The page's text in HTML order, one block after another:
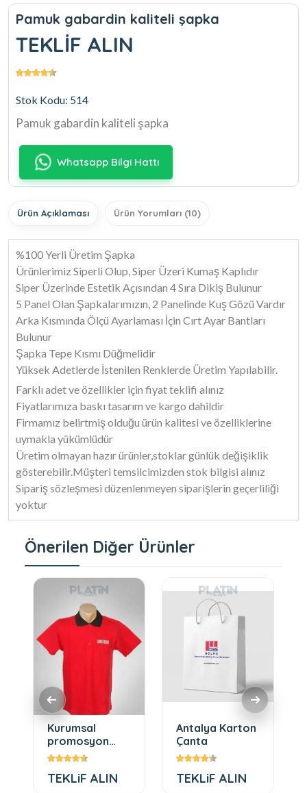
Pamuk gabardin kaliteli şapka
TEKLİF ALIN
Stok Kodu: 514
Pamuk gabardin kaliteli şapka
Whatsapp Bilgi Hattı
Ürün Açıklaması Ürün Yorumları (10)
%100 Yerli Üretim Şapka
Ürünlerimiz Siperli Olup, Siper Üzeri Kumaş Kaplıdır
Siper Üzerinde Estetik Açısından 4 Sıra Dikiş Bulunur
5 Panel Olan Şapkalarımızın, 2 Panelinde Kuş Gözü Vardır
Arka Kısmında Ölçü Ayarlaması İçin Cırt Ayar Bantları
Bulunur
Şapka Tepe Kısmı Düğmelidir
Yüksek Adetlerde İstenilen Renklerde Üretim Yapılabilir.
Farklı adet ve özellikler için fiyat teklifi alınız
Fiyatlarımıza baskı tasarım ve kargo dahildir
Firmamız belirtmiş olduğu ürün kalitesi ve özelliklerine
uymakla yükümlüdür
Üretim olmayan hazır ürünler,stoklar günlük değişiklik
gösterebilir.Müşteri temsilcimizden stok bilgisi alınız
Sipariş sözleşmesi düzenlenmeyen siparişlerin geçerliliği
yoktur
Önerilen Diğer Ürünler
Kurumsal
promosyon
ürünleri tişört
TEKLiF ALIN
Antalya Karton
Çanta
TEKLiF ALIN